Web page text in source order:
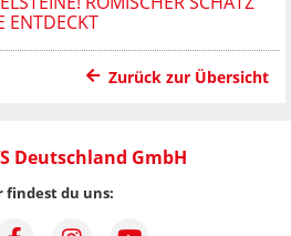
ENTDECKT
Zurück zur Übersicht
Deutschland GmbH
findest du uns: